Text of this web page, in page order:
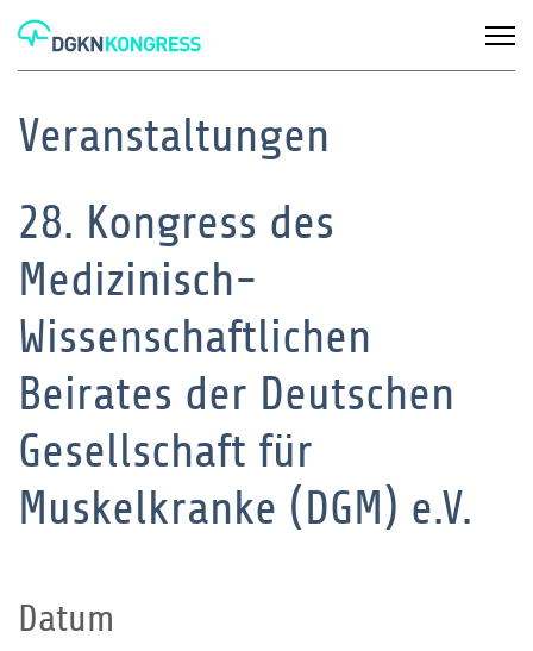
Veranstaltungen
28. Kongress des
Medizinisch-
Wissenschaftlichen
Beirates der Deutschen
Gesellschaft für
Muskelkranke (DGM) e.V.
Datum